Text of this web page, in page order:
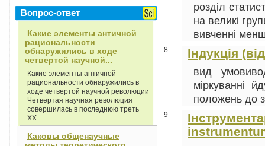
Вопрос-ответ
Какие элементы античной
рациональности
обнаружились в ходе
четвертой научной...
Какие элементы античной
рациональности обнаружились в
ходе четвертой научной революции
Четвертая научная революция
совершилась в последнюю треть
XX...
Каковы общенаучные
розділ
на великі
вивченні
8 Індукція
вид
міркуванні
положень до
9